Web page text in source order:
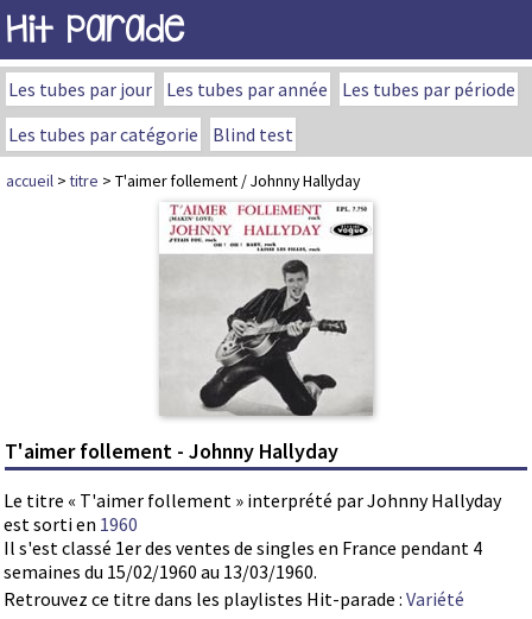
Hit Parade
Les tubes par jour Les tubes par année
Les tubes par période
Les tubes par catégorie
Blind test
accueil >titre > T'aimer follement / Johnny Hallyday
T'aimer follement - Johnny Hallyday
Le titre « T'aimer follement » interprété par Johnny Hallyday
est sorti en 1960
Il s'est classé 1er des ventes de singles en France pendant 4
semaines du 15/02/1960 au 13/03/1960.
Retrouvez ce titre dans les playlistes Hit-parade : Variété